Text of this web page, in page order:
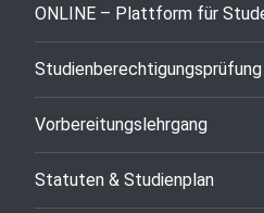
ONLINE – Plattform für
Studienberechtigungsprüfung
Vorbereitungslehrgang
Statuten & Studienplan